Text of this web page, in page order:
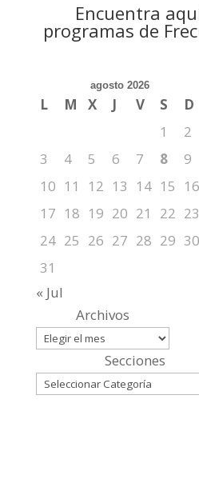
Encuentra
programas de
agosto 2026
L M X J V S
D
1
2
3
4 5 6 7 8
9
10 11 12 13 14 15
16
17 18 19 20 21 22 23
24 25 26 27 28 29 30
31
« Jul
Archivos
Secciones